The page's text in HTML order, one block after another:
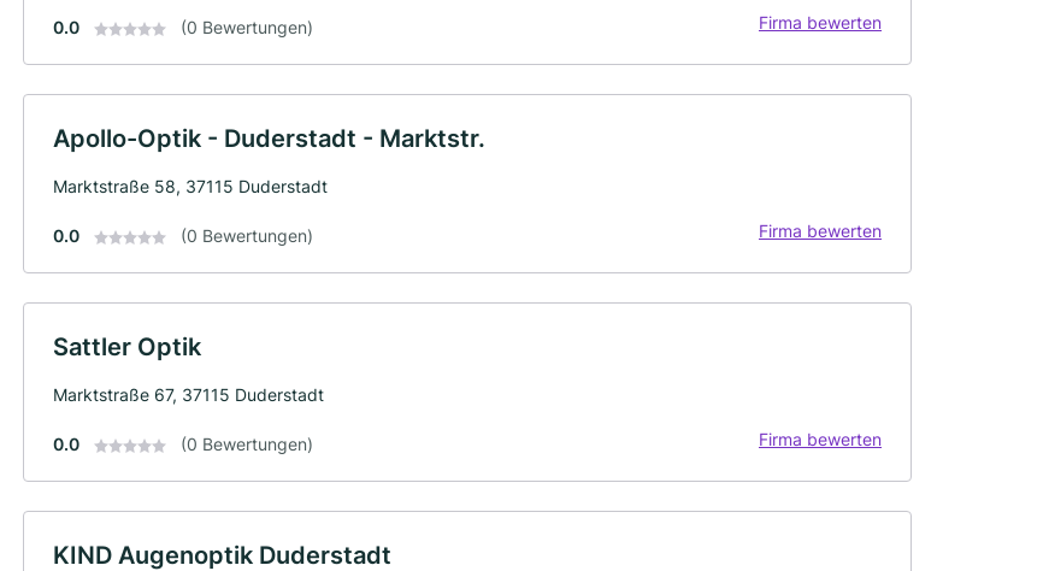
0.0 (0 Bewertungen) Firma bewerten
Apollo-Optik - Duderstadt - Marktstr.
Marktstraße 58, 37115 Duderstadt
0.0 (0 Bewertungen) Firma bewerten
Sattler Optik
Marktstraße 67, 37115 Duderstadt
0.0 (0 Bewertungen) Firma bewerten
KIND Augenoptik Duderstadt